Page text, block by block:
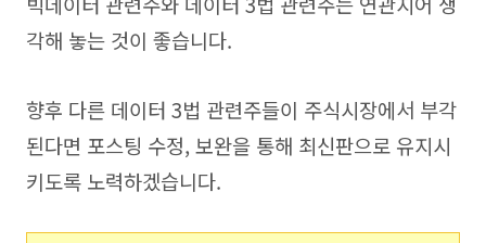
각해 놓는 것이 좋습니다.
향후 다른 데이터 3법 관련주들이 주식시장에서 부각
된다면 포스팅 수정, 보완을 통해 최신판으로 유지시
키도록 노력하겠습니다.